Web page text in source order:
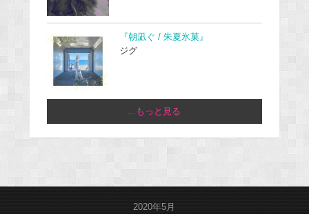
『朝凪ぐ / 朱夏氷菓』
ジグ
...もっと見る
2020年5月